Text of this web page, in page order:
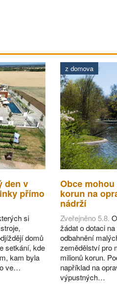
den v
přímo
si
domů
setkání, kde
kam byla
ve…
z domova
Obce
korun na
nádrží
Zveřejněno 5.8.
žádat o dotaci
odbahnění
zemědělství pro
milionů korun.
například na
výpustných…